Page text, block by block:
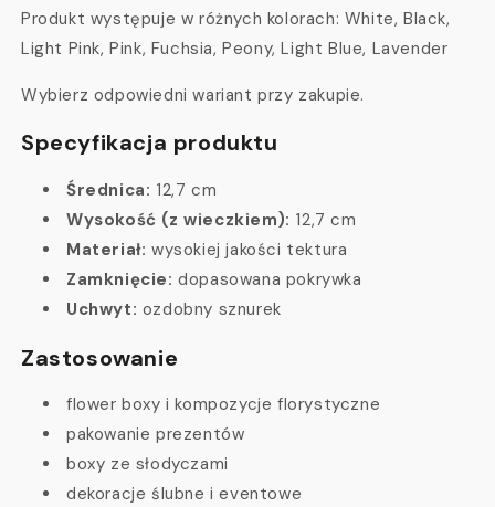
Produkt występuje w różnych kolorach: White, Black,
Light Pink, Pink, Fuchsia, Peony, Light Blue, Lavender
Wybierz odpowiedni wariant przy zakupie.
Specyfikacja produktu
Średnica: 12,7 cm
Wysokość (z wieczkiem): 12,7 cm
Materiał: wysokiej jakości tektura
Zamknięcie: dopasowana pokrywka
Uchwyt: ozdobny sznurek
Zastosowanie
flower boxy i kompozycje florystyczne
pakowanie prezentów
boxy ze słodyczami
dekoracje ślubne i eventowe